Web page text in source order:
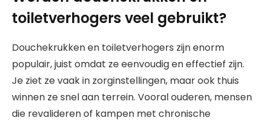
toiletverhogers veel gebruikt?
Douchekrukken en toiletverhogers zijn enorm
populair, juist omdat ze eenvoudig en effectief zijn.
Je ziet ze vaak in zorginstellingen, maar ook thuis
winnen ze snel aan terrein. Vooral ouderen, mensen
die revalideren of kampen met chronische